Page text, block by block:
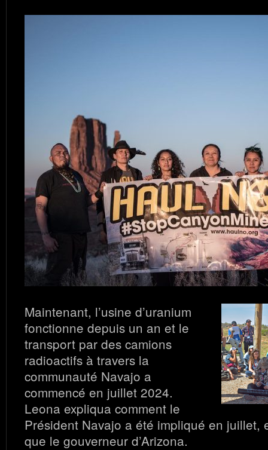
Maintenant, l’usine d’uranium
fonctionne depuis un an et le
transport par des camions
radioactifs à travers la
communauté Navajo a
commencé en juillet 2024.
Leona expliqua comment le
Président Navajo a été impliqué en juillet,
que le gouverneur d’Arizona.